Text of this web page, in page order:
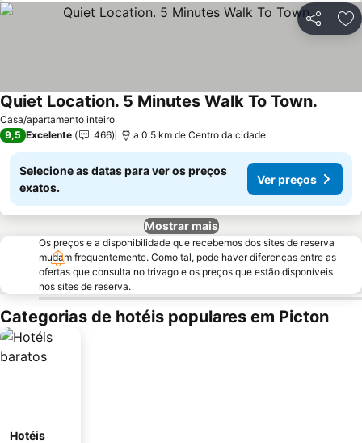
Partilhar
Casa/apartamento inteiro
Quiet Location. 5 Minutes Walk To Town.
9,5 Excelente 466 a 0.5 km de Centro da cidade
Selecione as datas para ver os preços
exatos.
Ver preços
Mostrar mais
Os preços e a disponibilidade que recebemos dos sites de reserva
mudam frequentemente. Como tal, pode haver diferenças entre as
ofertas que consulta no trivago e os preços que estão disponíveis
nos sites de reserva.
Categorias de hotéis populares em Picton
Hotéis